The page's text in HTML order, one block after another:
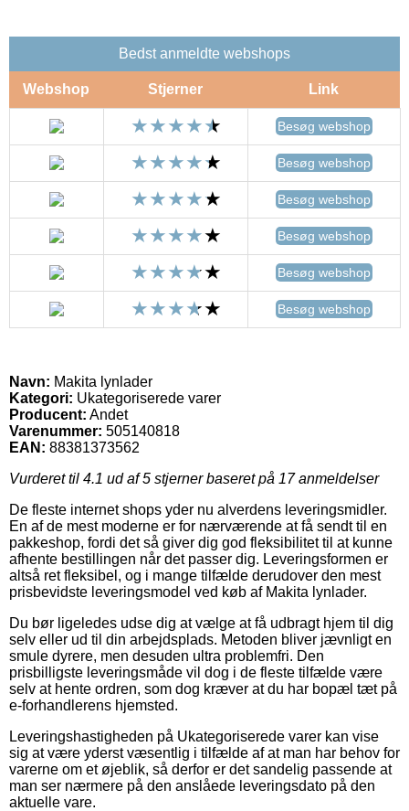
Bedst anmeldte webshops
Webshop Stjerner Link
Besøg webshop
Besøg webshop
Besøg webshop
Besøg webshop
Besøg webshop
Besøg webshop
Navn: Makita lynlader
Kategori: Ukategoriserede varer
Producent: Andet
Varenummer: 505140818
EAN: 88381373562
Vurderet til 4.1 ud af 5 stjerner baseret på 17anmeldelser
De fleste internet shops yder nu alverdens leveringsmidler.
En af de mest moderne er for nærværende at få sendt til en
pakkeshop, fordi det så giver dig god fleksibilitet til at kunne
afhente bestillingen når det passer dig. Leveringsformen er
altså ret fleksibel, og i mange tilfælde derudover den mest
prisbevidste leveringsmodel ved køb af Makita lynlader.
Du bør ligeledes udse dig at vælge at få udbragt hjem til dig
selv eller ud til din arbejdsplads. Metoden bliver jævnligt en
smule dyrere, men desuden ultra problemfri. Den
prisbilligste leveringsmåde vil dog i de fleste tilfælde være
selv at hente ordren, som dog kræver at du har bopæl tæt på
e-forhandlerens hjemsted.
Leveringshastigheden på Ukategoriserede varer kan vise
sig at være yderst væsentlig i tilfælde af at man har behov for
varerne om et øjeblik, så derfor er det sandelig passende at
man ser nærmere på den anslåede leveringsdato på den
aktuelle vare.